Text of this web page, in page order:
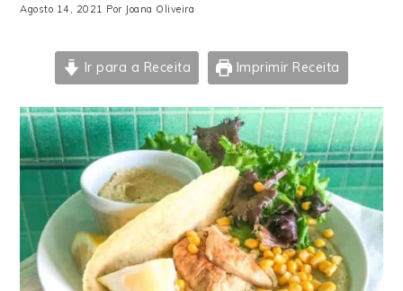
Agosto 14, 2021 Por Joana Oliveira
Ir para a Receita Imprimir Receita